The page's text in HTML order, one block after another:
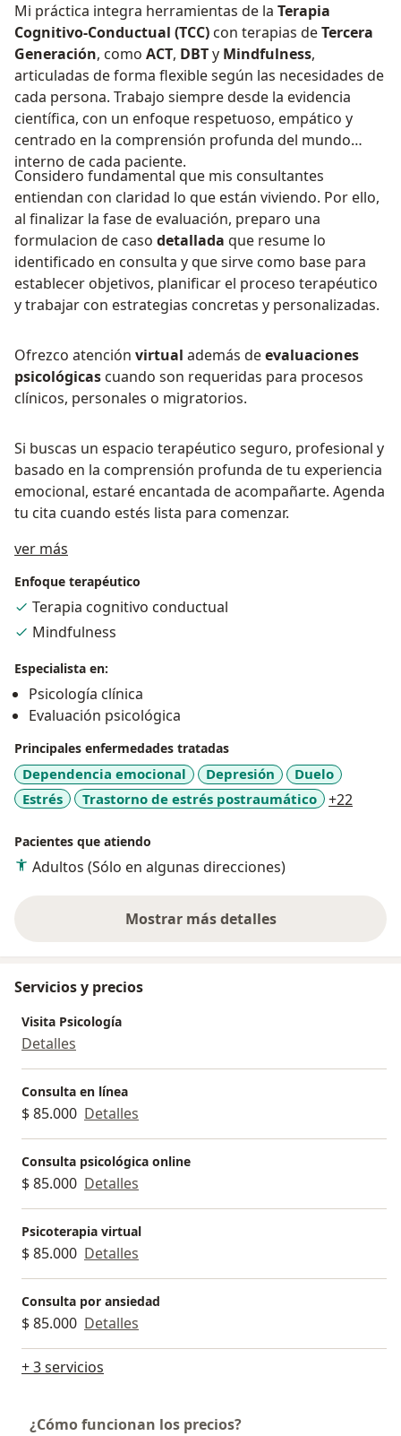
Mi práctica integra herramientas de la Terapia
Cognitivo-Conductual (TCC) con terapias deTercera
Generación, como ACT, DBTy Mindfulness,
articuladas de forma flexible según las necesidades de
cada persona. Trabajo siempre desde la evidencia
científica, con un enfoque respetuoso, empático y
centrado en la comprensión profunda del mundo
interno de cada paciente.
Considero fundamental que mis consultantes
entiendan con claridad lo que están viviendo. Por ello,
al finalizar la fase de evaluación, preparo una
formulacion de caso detallada que resume lo
identificado en consulta y que sirve como base para
establecer objetivos, planificar el proceso terapéutico
y trabajar con estrategias concretas y personalizadas.
Ofrezco atención virtual además deevaluaciones
psicológicas cuando son requeridas para procesos
clínicos, personales o migratorios.
Si buscas un espacio terapéutico seguro, profesional y
basado en la comprensión profunda de tu experiencia
emocional, estaré encantada de acompañarte. Agenda
tu cita cuando estés lista para comenzar.
ver más
Enfoque terapéutico
Terapia cognitivo conductual
Mindfulness
Especialista en:
Psicología clínica
Evaluación psicológica
Principales enfermedades tratadas
Dependencia emocional Depresión
Duelo
Estrés
Trastorno de estrés postraumático +22
Pacientes que atiendo
Adultos (Sólo en algunas direcciones)
Mostrar más detalles
sobre la experiencia
Servicios y precios
Visita Psicología
Detalles
Consulta en línea
$ 85.000 Detalles
Consulta psicológica online
$ 85.000 Detalles
Psicoterapia virtual
$ 85.000 Detalles
Consulta por ansiedad
$ 85.000 Detalles
+ 3 servicios
¿Cómo funcionan los precios?